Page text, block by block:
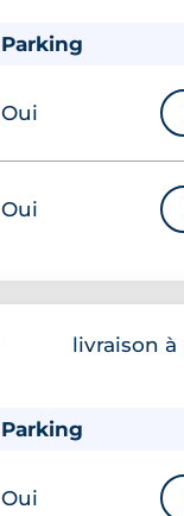
Parking
Oui
Oui
livraison
Parking
Oui